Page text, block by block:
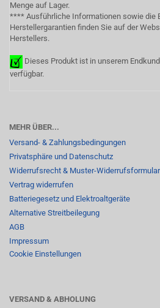
Menge auf Lager.
**** Ausführliche Informationen sowie die
Herstellergarantien finden Sie auf der
Herstellers.
Dieses Produkt ist in unserem
verfügbar.
MEHR ÜBER...
Versand- & Zahlungsbedingungen
Privatsphäre und Datenschutz
Widerrufsrecht & Muster-Widerrufsformular
Vertrag widerrufen
Batteriegesetz und Elektroaltgeräte
Alternative Streitbeilegung
AGB
Impressum
Cookie Einstellungen
VERSAND & ABHOLUNG